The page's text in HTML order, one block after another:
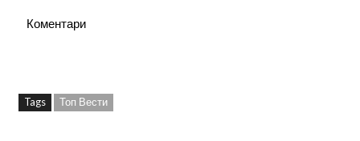
Коментари
Tags Топ Вести